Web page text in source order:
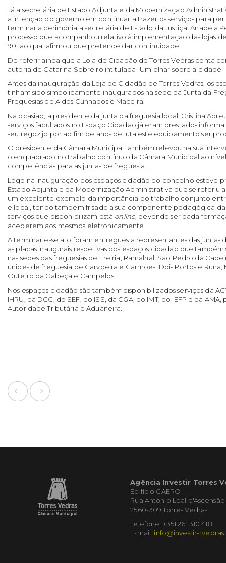
Já a secretária de Estado Adjunta e da Modernização
a intenção do governo em continuar a trazer os serviços para
terminar a cerimónia a secretária de Estado da Justiça, Anabela
processo que acompanhou relativo à implementação das lojas
90, ao qual afirmou que pretende dar continuidade.
De referir ainda que a Loja de Cidadão de Torres Vedras conta
autoria de Catarina Sobreiro intitulada "Um olhar sobre a cidade"
Antes da inauguração da Loja de Cidadão de Torres Vedras, os
tinham sido simbolicamente inaugurados na sede da Junta da
Freguesias de A dos Cunhados e Maceira.
Na ocasião, a presidente da junta da freguesia local, Cristina
serviços facultados no Espaço Cidadão já eram prestados
seu regozijo por ao fim de anos de luta este equipamento ser
O presidente da Câmara Municipal também relevou na sua
o enquadrado no trabalho contínuo da Câmara Municipal ao
competências para as juntas de freguesia.
Logo na inauguração dos espaços cidadão do concelho esteve
Estado Adjunta e da Modernização Administrativa que se referiu
um excelente exemplo da importância do trabalho conjunto
e local, tendo também frisado a sua componente pedagógica
serviços que disponibilizam está online , devendo ser dada
acederem aos mesmos eletronicamente.
A terminar esse ato foram entregues a representantes das juntas
as placas inaugurais respetivas dos espaços cidadão que
nas sedes das freguesias de Freiria, Ramalhal, São Pedro da
uniões de freguesia de Carvoeira e Carmões, Dois Portos e
Outeiro da Cabeça e Campelos.
Nos espaços cidadão são também disponibilizados serviços da
IHRU, da DGC, do SEF, do ISS, da CGA, do IMT, do IEFP e da
Autoridade Tributária e Aduaneira.
Agência Investir Torres
Edifício CAERO
Rua António Leal d'Ascensão
2560-309 Torres Vedras
Telefone: +351 261 310 418
E-mail: info@investir-